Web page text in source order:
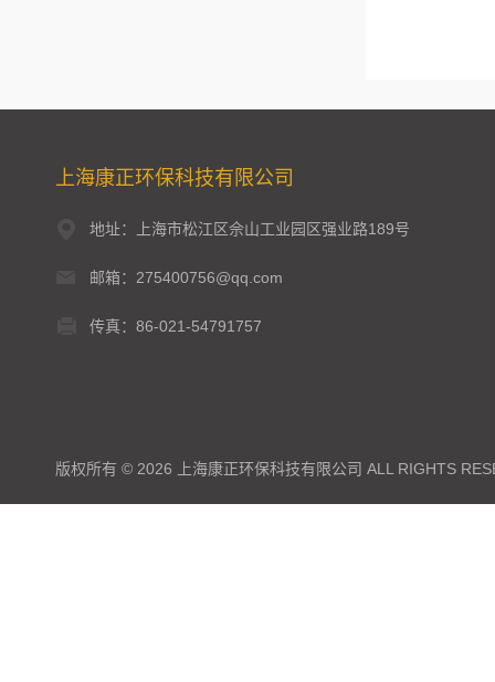
上海康正环保科技有限公司
地址：上海市松江区佘山工业园区强业路189号
邮箱：275400756@qq.com
传真：86-021-54791757
版权所有 © 2026 上海康正环保科技有限公司 ALL RIGHTS